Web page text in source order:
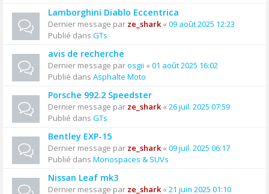
Lamborghini Diablo Eccentrica
Dernier message par ze_shark« 09 août 2025 12:23
Publié dans GTs
avis de recherche
Dernier message parosgii « 01 août 2025 16:02
Publié dans Asphalte Moto
Porsche 992.2 Speedster
Dernier message par ze_shark« 26 juil. 2025 07:59
Publié dans GTs
Bentley EXP-15
Dernier message par ze_shark« 09 juil. 2025 06:17
Publié dans Monospaces & SUVs
Nissan Leaf mk3
Dernier message par ze_shark« 21 juin 2025 01:10